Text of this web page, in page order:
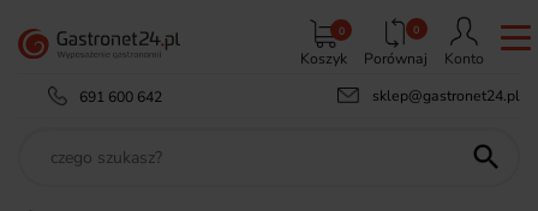
Koszyk
0 0
Porównaj
Konto
691 600 642
sklep@gastronet24.pl
